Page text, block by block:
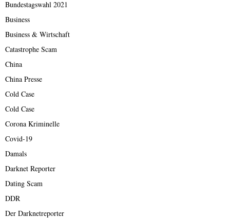
Bundestagswahl 2021
Business
Business & Wirtschaft
Catastrophe Scam
China
China Presse
Cold Case
Cold Case
Corona Kriminelle
Covid-19
Damals
Darknet Reporter
Dating Scam
DDR
Der Darknetreporter